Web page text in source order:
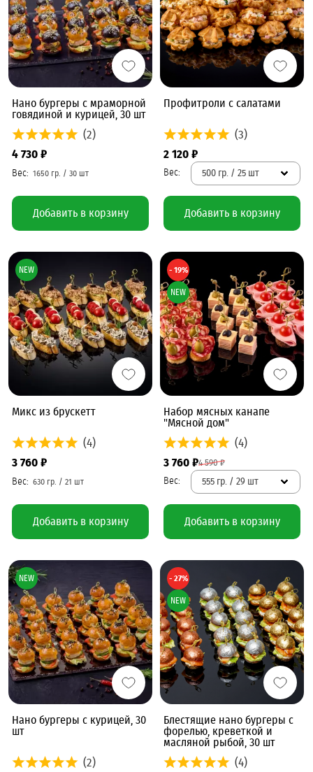
Нано бургеры с мраморной
говядиной и курицей, 30 шт
(2)
4 730 ₽
Добавить в корзину
Профитроли с салатами
(3)
2 120 ₽
500 гр. / 25 шт
Добавить в корзину
Микс из брускетт
(4)
3 760 ₽
Добавить в корзину
NEW
Набор мясных канапе
"Мясной дом"
(4)
4 590 ₽
3 760 ₽
555 гр. / 29 шт
Добавить в корзину
- 19%
NEW
Нано бургеры с курицей, 30
шт
(2)
NEW
Блестящие нано бургеры с
форелью, креветкой и
масляной рыбой, 30 шт
(4)
- 27%
NEW